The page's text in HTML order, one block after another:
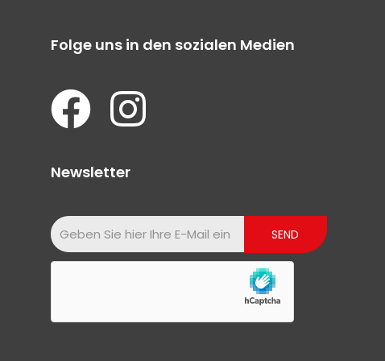
Folge uns in den sozialen Medien
Newsletter